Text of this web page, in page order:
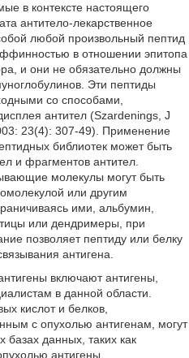
в контексте настоящего
антитело-лекарственное
любой произвольный пептид
в отношении эпитопа
и они не обязательно должны
Эти пептиды
со способами,
антител (Szardenings, J
23(4): 307-49). Применение
библиотек может быть
и фрагментов антител.
молекулы могут быть
или другим
ими, альбумин,
или дендримеры, при
позволяет пептиду или белку
антигена.
включают антигены,
в данной области.
кислот и белков,
с опухолью антигенам, могут
данных, таких как
антигены,